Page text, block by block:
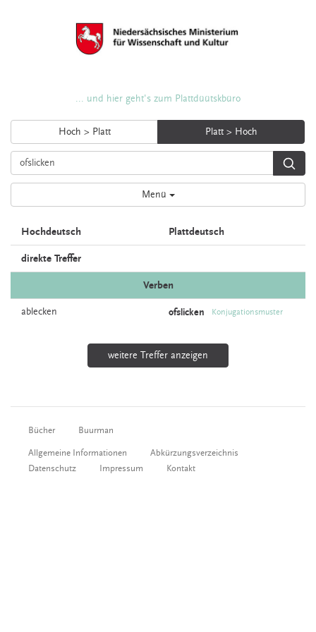
... und hier geht's zum Plattdüütskbüro
Hoch > Platt Platt > Hoch
Menü
Hochdeutsch Plattdeutsch
direkte Treffer
Verben
ablecken ofslicken Konjugationsmuster
weitere Treffer anzeigen
Bücher Buurman
Allgemeine Informationen
Abkürzungsverzeichnis
Datenschutz
Impressum Kontakt